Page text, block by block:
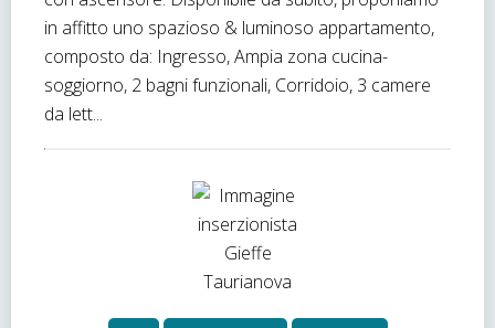
in affitto uno spazioso & luminoso appartamento,
composto da: Ingresso, Ampia zona cucina-
soggiorno, 2 bagni funzionali, Corridoio, 3 camere
da lett...